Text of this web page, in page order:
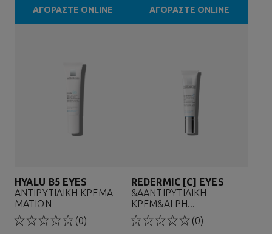
ΑΓΟΡΑΣΤΕ ONLINE
ΑΓΟΡΑΣΤΕ ONLINE
HYALU B5 EYES
ΑΝΤΙΡΥΤΙΔΙΚΗ ΚΡΕΜΑ
ΜΑΤΙΩΝ
(0)
REDERMIC [C] EYES
&AΑΝΤΙΡΥΤΙΔΙΚΗ
ΚΡΕΜ&ALPH...
(0)